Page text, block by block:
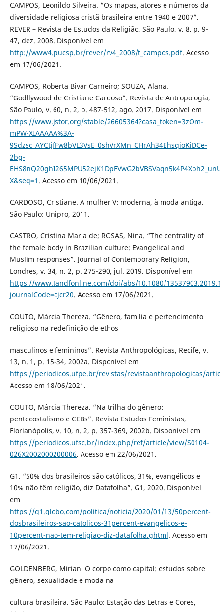
CAMPOS, Leonildo Silveira. “Os mapas, atores e números da
diversidade religiosa cristã brasileira entre 1940 e 2007”.
REVER – Revista de Estudos da Religião, São Paulo, v. 8, p. 9-
47, dez. 2008. Disponível em
http://www4.pucsp.br/rever/rv4_2008/t_campos.pdf. Acesso
em 17/06/2021.
CAMPOS, Roberta Bivar Carneiro; SOUZA, Alana.
“Godllywood de Cristiane Cardoso”. Revista de Antropologia,
São Paulo, v. 60, n. 2, p. 487-512, ago. 2017. Disponível em
https://www.jstor.org/stable/26605364?casa_token=3zOm-
mPW-XIAAAAA%3A-
9Sdzsc_AYCtjfFw8bVL3VsE_0shVrXMn_CHrAh34EhsqioKiDCe-
2bg-
X&seq=1 . Acesso em 10/06/2021.
CARDOSO, Cristiane. A mulher V: moderna, à moda antiga.
São Paulo: Unipro, 2011.
CASTRO, Cristina Maria de; ROSAS, Nina. “The centrality of
the female body in Brazilian culture: Evangelical and
Muslim responses”. Journal of Contemporary Religion,
Londres, v. 34, n. 2, p. 275-290, jul. 2019. Disponível em
https://www.tandfonline.com/doi/abs/10.1080/
journalCode=cjcr20. Acesso em 17/06/2021.
COUTO, Márcia Thereza. “Gênero, família e pertencimento
religioso na redefinição de ethos
masculinos e femininos”. Revista Anthropológicas, Recife, v.
13, n. 1, p. 15-34, 2002a. Disponível em
https://periodicos.ufpe.br/revistas/revistaanthropologicas/
Acesso em 18/06/2021.
COUTO, Márcia Thereza. “Na trilha do gênero:
pentecostalismo e CEBs”. Revista Estudos Feministas,
Florianópolis, v. 10, n. 2, p. 357-369, 2002b. Disponível em
https://periodicos.ufsc.br/index.php/ref/article/view/S0104-
026X2002000200006. Acesso em 22/06/2021.
G1. “50% dos brasileiros são católicos, 31%, evangélicos e
10% não têm religião, diz Datafolha”. G1, 2020. Disponível
em
https://g1.globo.com/politica/noticia/2020/01/13/50percent-
dosbrasileiros-sao-catolicos-31percent-evangelicos-e-
10percent-nao-tem-religiao-diz-datafolha.ghtml. Acesso em
17/06/2021.
GOLDENBERG, Mirian. O corpo como capital: estudos sobre
gênero, sexualidade e moda na
cultura brasileira. São Paulo: Estação das Letras e Cores,